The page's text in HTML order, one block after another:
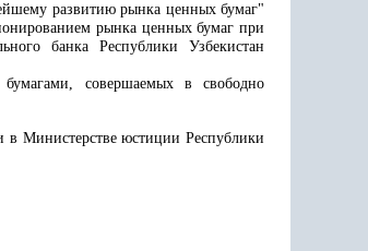
развитию рынка ценных бумаг"
рынка ценных бумаг при
банка Республики Узбекистан
совершаемых в свободно
в Министерстве юстиции Республики